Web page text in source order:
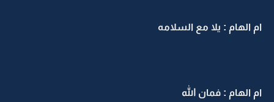
ام الهام : يلا مع السلامه
ام الهام : فمان الله